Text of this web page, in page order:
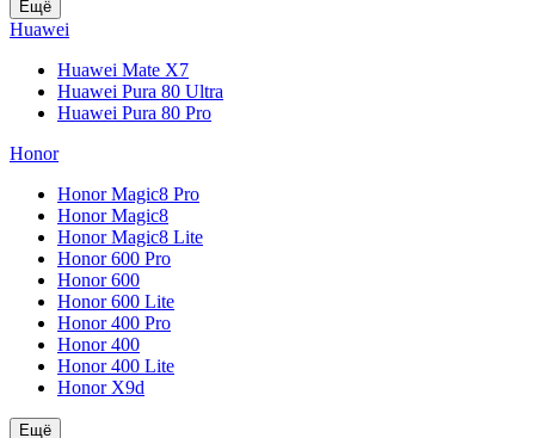
Ещё
Huawei
Huawei Mate X7
Huawei Pura 80 Ultra
Huawei Pura 80 Pro
Honor
Honor Magic8 Pro
Honor Magic8
Honor Magic8 Lite
Honor 600 Pro
Honor 600
Honor 600 Lite
Honor 400 Pro
Honor 400
Honor 400 Lite
Honor X9d
Ещё